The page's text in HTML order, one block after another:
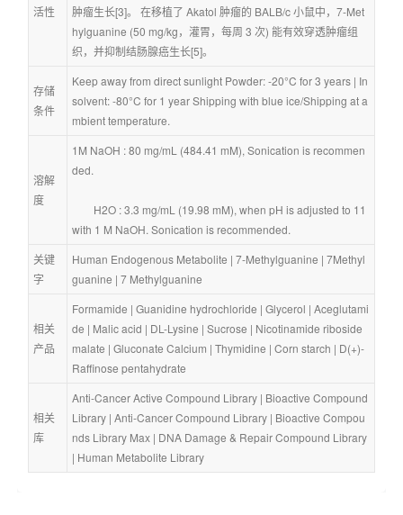
活性
肿瘤生长[3]。 在移植了 Akatol 肿瘤的 BALB/c 小鼠中，7-Met
hylguanine (50 mg/kg，灌胃，每周 3 次) 能有效穿透肿瘤组
织，并抑制结肠腺癌生长[5]。
存储
条件
Keep away from direct sunlight Powder: -20°C for 3 years | In
solvent: -80°C for 1 year Shipping with blue ice/Shipping at a
mbient temperature.
溶解
度
1M NaOH : 80 mg/mL (484.41 mM), Sonication is recommen
ded.
with 1 M NaOH. Sonication is recommended.
关键
字
Human Endogenous Metabolite | 7-Methylguanine | 7Methyl
guanine | 7 Methylguanine
相关
产品
Formamide | Guanidine hydrochloride | Glycerol | Aceglutami
de | Malic acid | DL-Lysine | Sucrose | Nicotinamide riboside
malate | Gluconate Calcium | Thymidine | Corn starch | D(+)-
Raffinose pentahydrate
相关
库
Anti-Cancer Active Compound Library | Bioactive Compound
Library | Anti-Cancer Compound Library | Bioactive Compou
nds Library Max | DNA Damage & Repair Compound Library
| Human Metabolite Library